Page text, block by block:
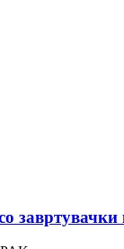
завртувачки